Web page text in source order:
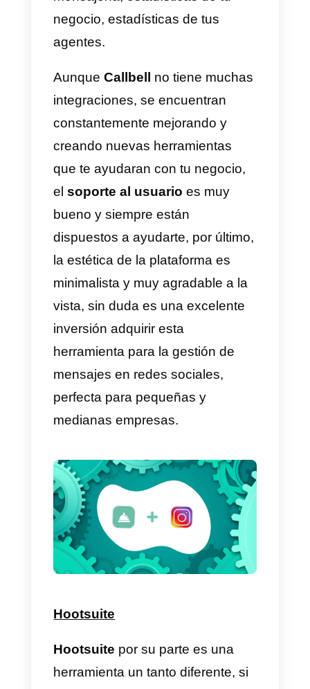
al cliente.
herramientas para
gestionar mensajes en
redes sociales
Callbell
Callbelles una de las mejores
mensajes en redes sociales,
generalmente este tipo de
aplicaciones son muy caras por
que encontrar unaeconómica y
tiene todas las características
más importantes de la gestión de
mensajes como lo son: manejar